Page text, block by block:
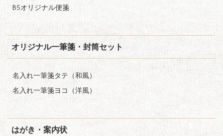
B5オリジナル便箋
オリジナル一筆箋・封筒セット
名入れ一筆箋タテ（和風）
名入れ一筆箋ヨコ（洋風）
はがき・案内状